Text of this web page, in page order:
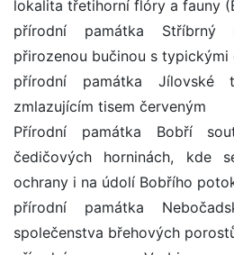
lokalita třetihorní flóry a fauny
přírodní památka Stříbrný
přirozenou bučinou s typickými
přírodní památka
zmlazujícím tisem červeným
Přírodní památka Bobří
čedičových horninách, kde
ochrany i na údolí Bobřího
přírodní památka
společenstva břehových